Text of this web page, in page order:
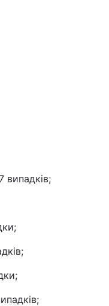
випадків;